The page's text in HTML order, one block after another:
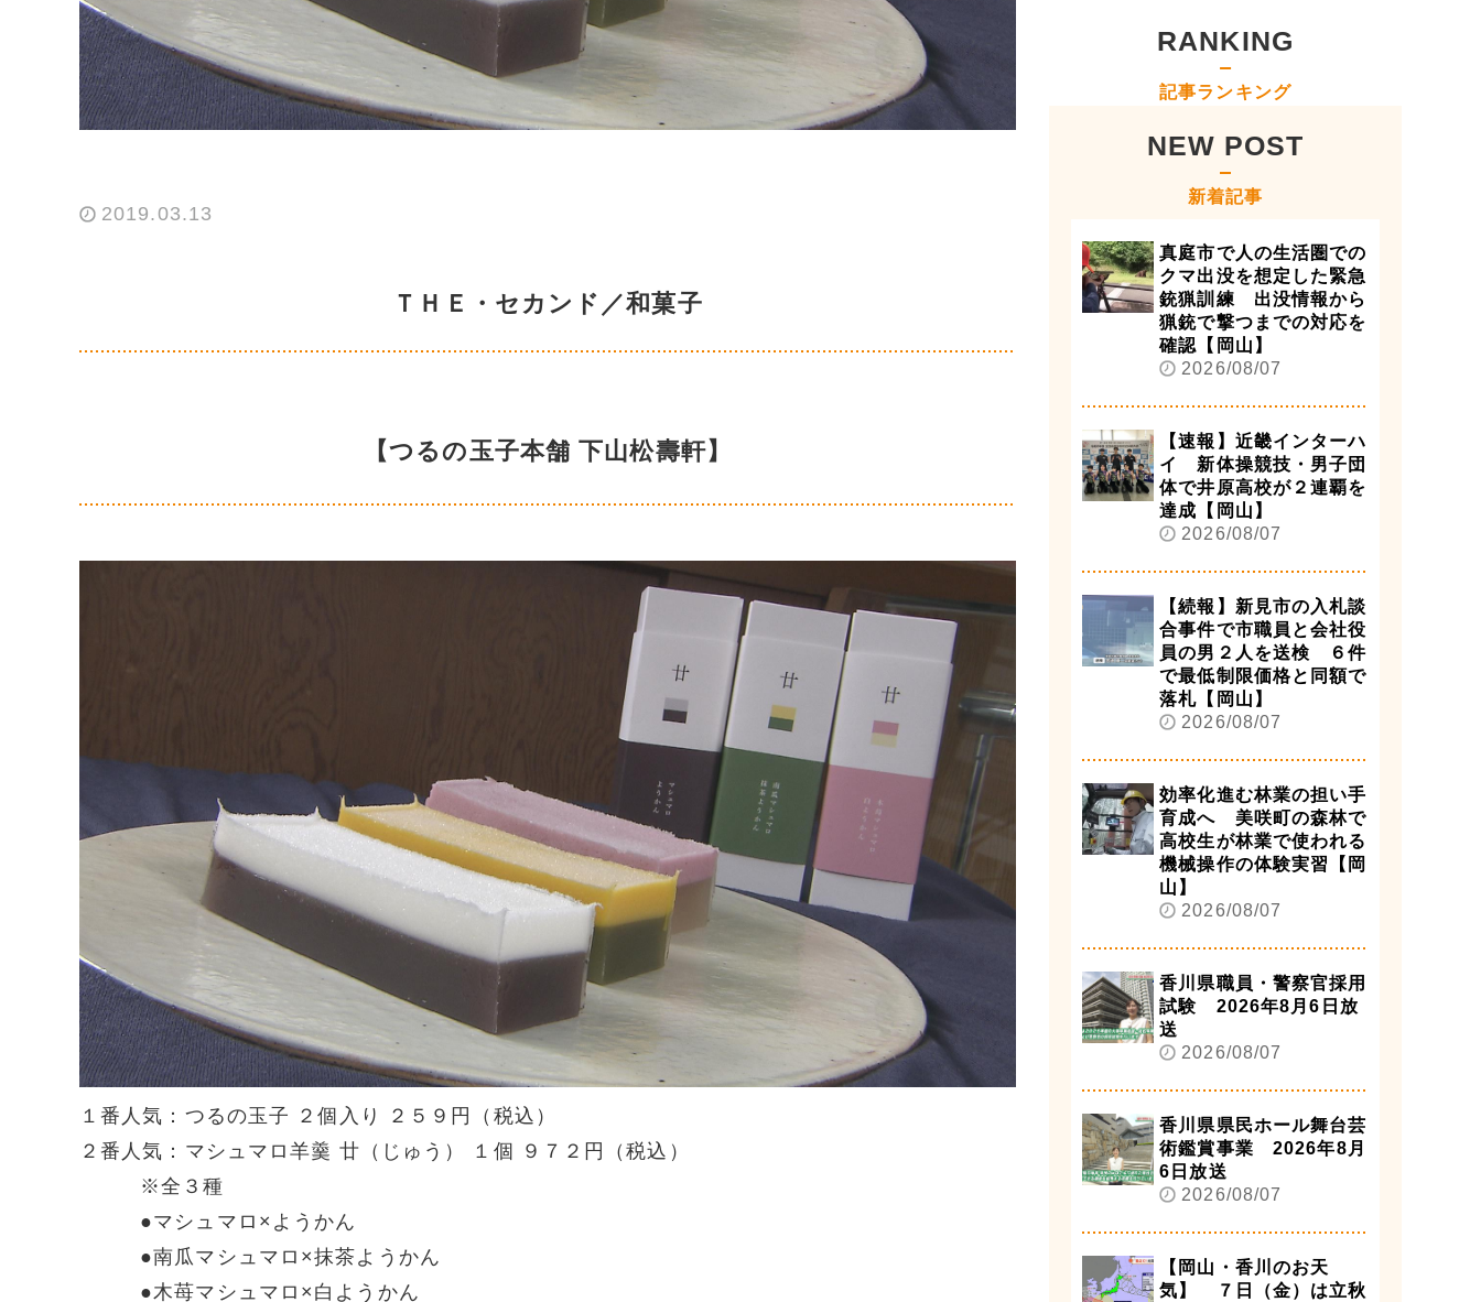
2019.03.13
ＴＨＥ・セカンド／和菓子
【つるの玉子本舗 下山松壽軒】
１番人気：つるの玉子 ２個入り ２５９円（税込）
２番人気：マシュマロ羊羹 廿（じゅう） １個 ９７２円（税込）
※全３種
●マシュマロ×ようかん
●南瓜マシュマロ×抹茶ようかん
●木苺マシュマロ×白ようかん
RANKING
記事ランキング
NEW POST
新着記事
真庭市で人の生活圏での
クマ出没を想定した緊急
銃猟訓練 出没情報から
猟銃で撃つまでの対応を
確認【岡山】
2026/08/07
【速報】近畿インターハ
イ 新体操競技・男子団
体で井原高校が２連覇を
達成【岡山】
2026/08/07
【続報】新見市の入札談
合事件で市職員と会社役
員の男２人を送検 ６件
で最低制限価格と同額で
落札【岡山】
2026/08/07
効率化進む林業の担い手
育成へ 美咲町の森林で
高校生が林業で使われる
機械操作の体験実習【岡
山】
2026/08/07
香川県職員・警察官採用
試験 2026年8月6日放
送
2026/08/07
香川県県民ホール舞台芸
術鑑賞事業 2026年8月
6日放送
2026/08/07
【岡山・香川のお天
気】 ７日（金）は立秋